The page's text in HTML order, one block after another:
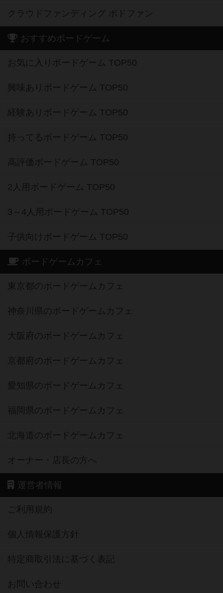
クラウドファンディング ボドファン
おすすめボードゲーム
お気に入りボードゲーム TOP50
興味ありボードゲーム TOP50
経験ありボードゲーム TOP50
持ってるボードゲーム TOP50
高評価ボードゲーム TOP50
2人用ボードゲーム TOP50
3～4人用ボードゲーム TOP50
子供向けボードゲーム TOP50
ボードゲームカフェ
東京都のボードゲームカフェ
神奈川県のボードゲームカフェ
大阪府のボードゲームカフェ
京都府のボードゲームカフェ
愛知県のボードゲームカフェ
福岡県のボードゲームカフェ
北海道のボードゲームカフェ
オーナー・店長の方へ
運営者情報
ご利用規約
個人情報保護方針
特定商取引法に基づく表記
お問い合わせ